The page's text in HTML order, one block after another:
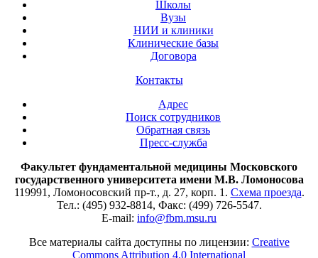
Школы
Вузы
НИИ и клиники
Клинические базы
Договора
Контакты
Адрес
Поиск сотрудников
Обратная связь
Пресс-служба
Факультет фундаментальной медицины Московского
государственного университета имени М.В. Ломоносова
119991, Ломоносовский пр-т., д. 27, корп. 1. Схема проезда.
Тел.: (495) 932-8814, Факс: (499) 726-5547.
E-mail: info@fbm.msu.ru
Все материалы сайта доступны по лицензии: Creative
Commons Attribution 4.0 International